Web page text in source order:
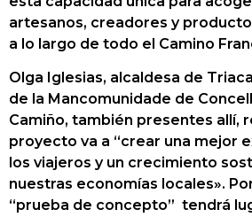
artesanos, creadores y
a lo largo de todo el Camino
Olga Iglesias, alcaldesa de
de la Mancomunidade de
Camiño, también presentes allí,
proyecto va a “crear una mejor
los viajeros y un crecimiento
nuestras economías locales».
“prueba de concepto” tendrá